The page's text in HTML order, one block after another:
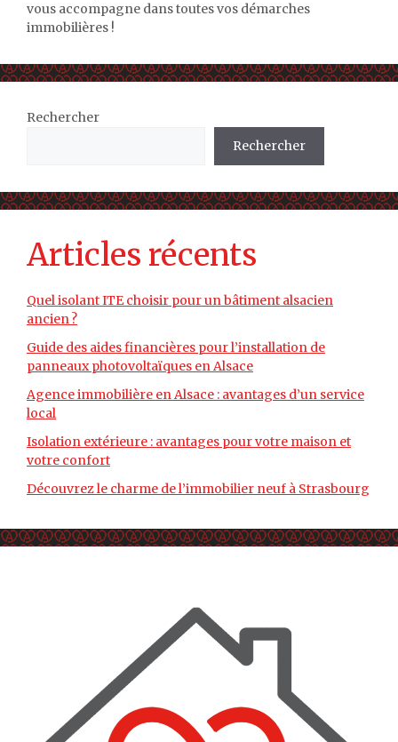
vous accompagne dans toutes vos démarches
immobilières !
Rechercher
Rechercher
Articles récents
Quel isolant ITE choisir pour un bâtiment alsacien
ancien ?
Guide des aides financières pour l’installation de
panneaux photovoltaïques en Alsace
Agence immobilière en Alsace : avantages d’un service
local
Isolation extérieure : avantages pour votre maison et
votre confort
Découvrez le charme de l’immobilier neuf à Strasbourg